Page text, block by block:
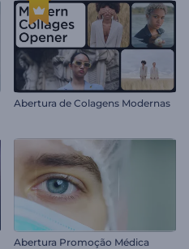
Abertura de Colagens Modernas
Abertura Promoção Médica